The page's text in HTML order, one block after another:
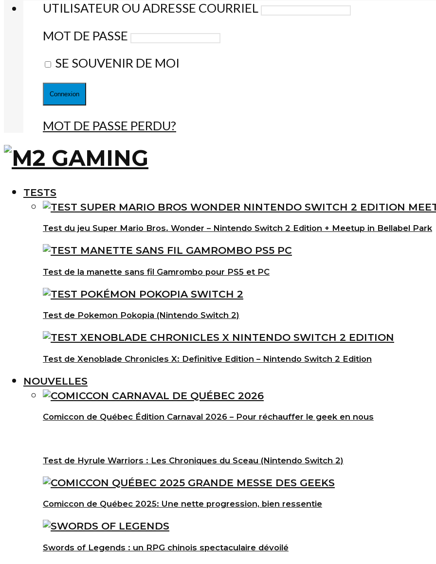
UTILISATEUR OU ADRESSE COURRIEL
MOT DE PASSE
SE SOUVENIR DE MOI
MOT DE PASSE PERDU?
TESTS
Test du jeu Super Mario Bros. Wonder – Nintendo Switch 2 Edition + Meetup in Bellabel Park
Test de la manette sans fil Gamrombo pour PS5 et PC
Test de Pokemon Pokopia (Nintendo Switch 2)
Test de Xenoblade Chronicles X: Definitive Edition – Nintendo Switch 2 Edition
NOUVELLES
Comiccon de Québec Édition Carnaval 2026 – Pour réchauffer le geek en nous
Test de Hyrule Warriors : Les Chroniques du Sceau (Nintendo Switch 2)
Comiccon de Québec 2025: Une nette progression, bien ressentie
Swords of Legends : un RPG chinois spectaculaire dévoilé